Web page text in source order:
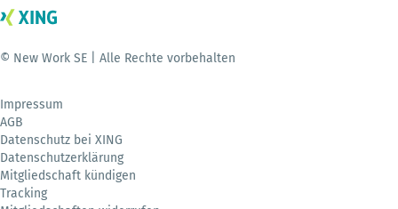
© New Work SE | Alle Rechte vorbehalten
Impressum
AGB
Datenschutz bei XING
Datenschutzerklärung
Mitgliedschaft kündigen
Tracking